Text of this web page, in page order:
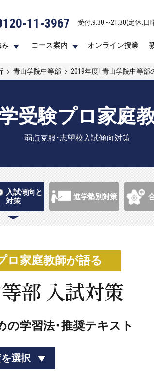
11-3967 受付:9:30～21:30(定休:日
コース案内 オンライン授業
11-3967 受付:9:30～21:30(定休:日
コース案内 オンライン授業
青山学院中等部 2019年度「青山学院中等部
受験プロ家庭
弱点克服・志望校入試傾向対策
入試傾向と
対策
進学塾別対策
ロ家庭教師が語る
部 入試対策
の学習法・推奨テキスト
選択